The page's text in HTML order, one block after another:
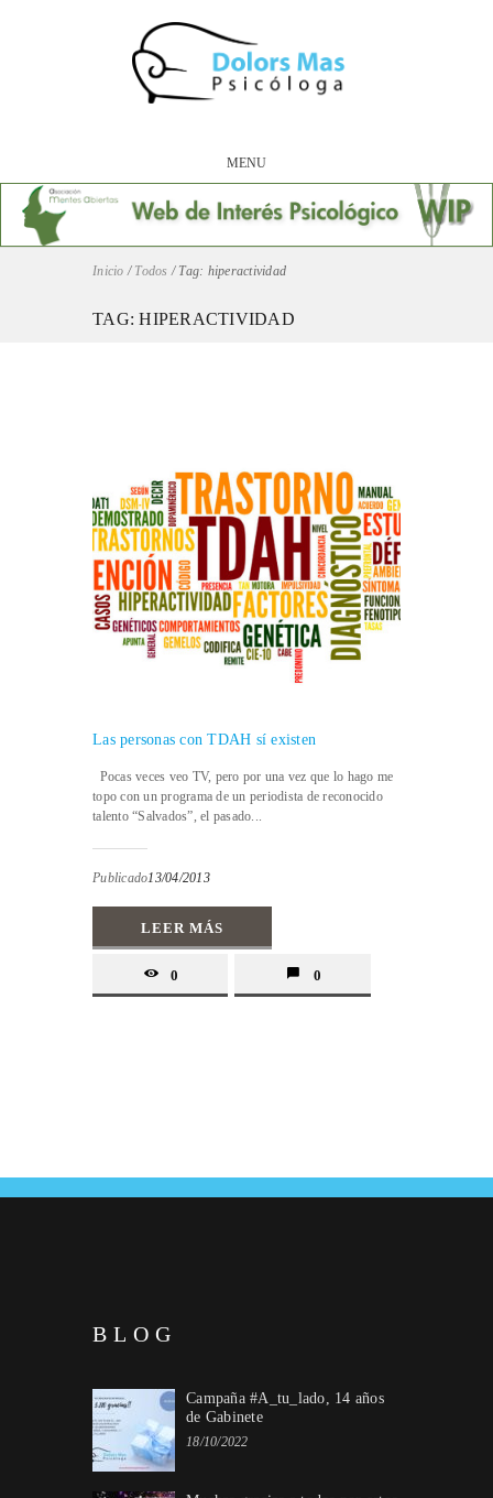
MENU
Inicio / Todos / Tag: hiperactividad
TAG: HIPERACTIVIDAD
Las personas con TDAH sí existen
Pocas veces veo TV, pero por una vez que lo hago me
topo con un programa de un periodista de reconocido
talento “Salvados”, el pasado...
Publicado13/04/2013
LEER MÁS
0 0
BLOG
Campaña #A_tu_lado, 14 años
de Gabinete
18/10/2022